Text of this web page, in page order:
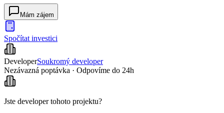
Mám zájem
Spočítat investici
DeveloperSoukromý developer
Nezávazná poptávka · Odpovíme do 24h
Jste developer tohoto projektu?